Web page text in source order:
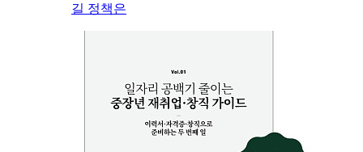
길 정책은